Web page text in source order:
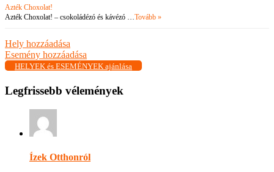
Azték Choxolat!
Azték Choxolat! – csokoládézó és kávézó …Tovább »
Hely hozzáadása
Esemény hozzáadása
HELYEK és ESEMÉNYEK ajánlása
Legfrissebb vélemények
Ízek Otthonról